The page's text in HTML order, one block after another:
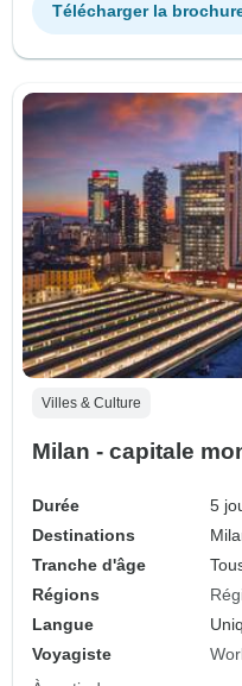
Télécharger la
Villes & Culture
Milan - capitale
Durée
5
Destinations
Tranche d'âge
Régions
Langue
Voyagiste